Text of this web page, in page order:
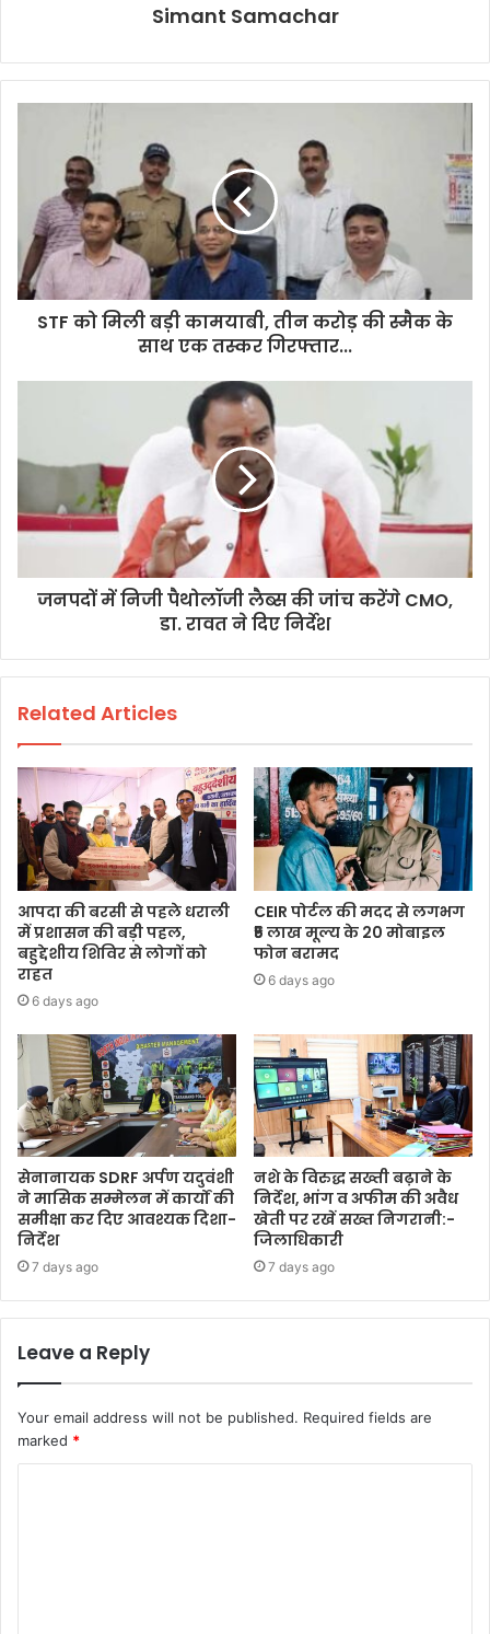
Simant Samachar
STF को मिली बड़ी कामयाबी, तीन करोड़ की स्मैक के
साथ एक तस्कर गिरफ्तार...
जनपदों में निजी पैथोलॉजी लैब्स की जांच करेंगे CMO,
डा. रावत ने दिए निर्देश
Related Articles
आपदा की बरसी से पहले धराली
में प्रशासन की बड़ी पहल,
बहुद्देशीय शिविर से लोगों को
राहत
6 days ago
CEIR पोर्टल की मदद से लगभग
₹5 लाख मूल्य के 20 मोबाइल
फोन बरामद
6 days ago
सेनानायक SDRF अर्पण यदुवंशी
ने मासिक सम्मेलन में कार्यों की
समीक्षा कर दिए आवश्यक दिशा-
निर्देश
7 days ago
नशे के विरुद्ध सख्ती बढ़ाने के
निर्देश, भांग व अफीम की अवैध
खेती पर रखें सख्त निगरानी:-
जिलाधिकारी
7 days ago
Leave a Reply
Your email address will not be published. Required fields are
marked *